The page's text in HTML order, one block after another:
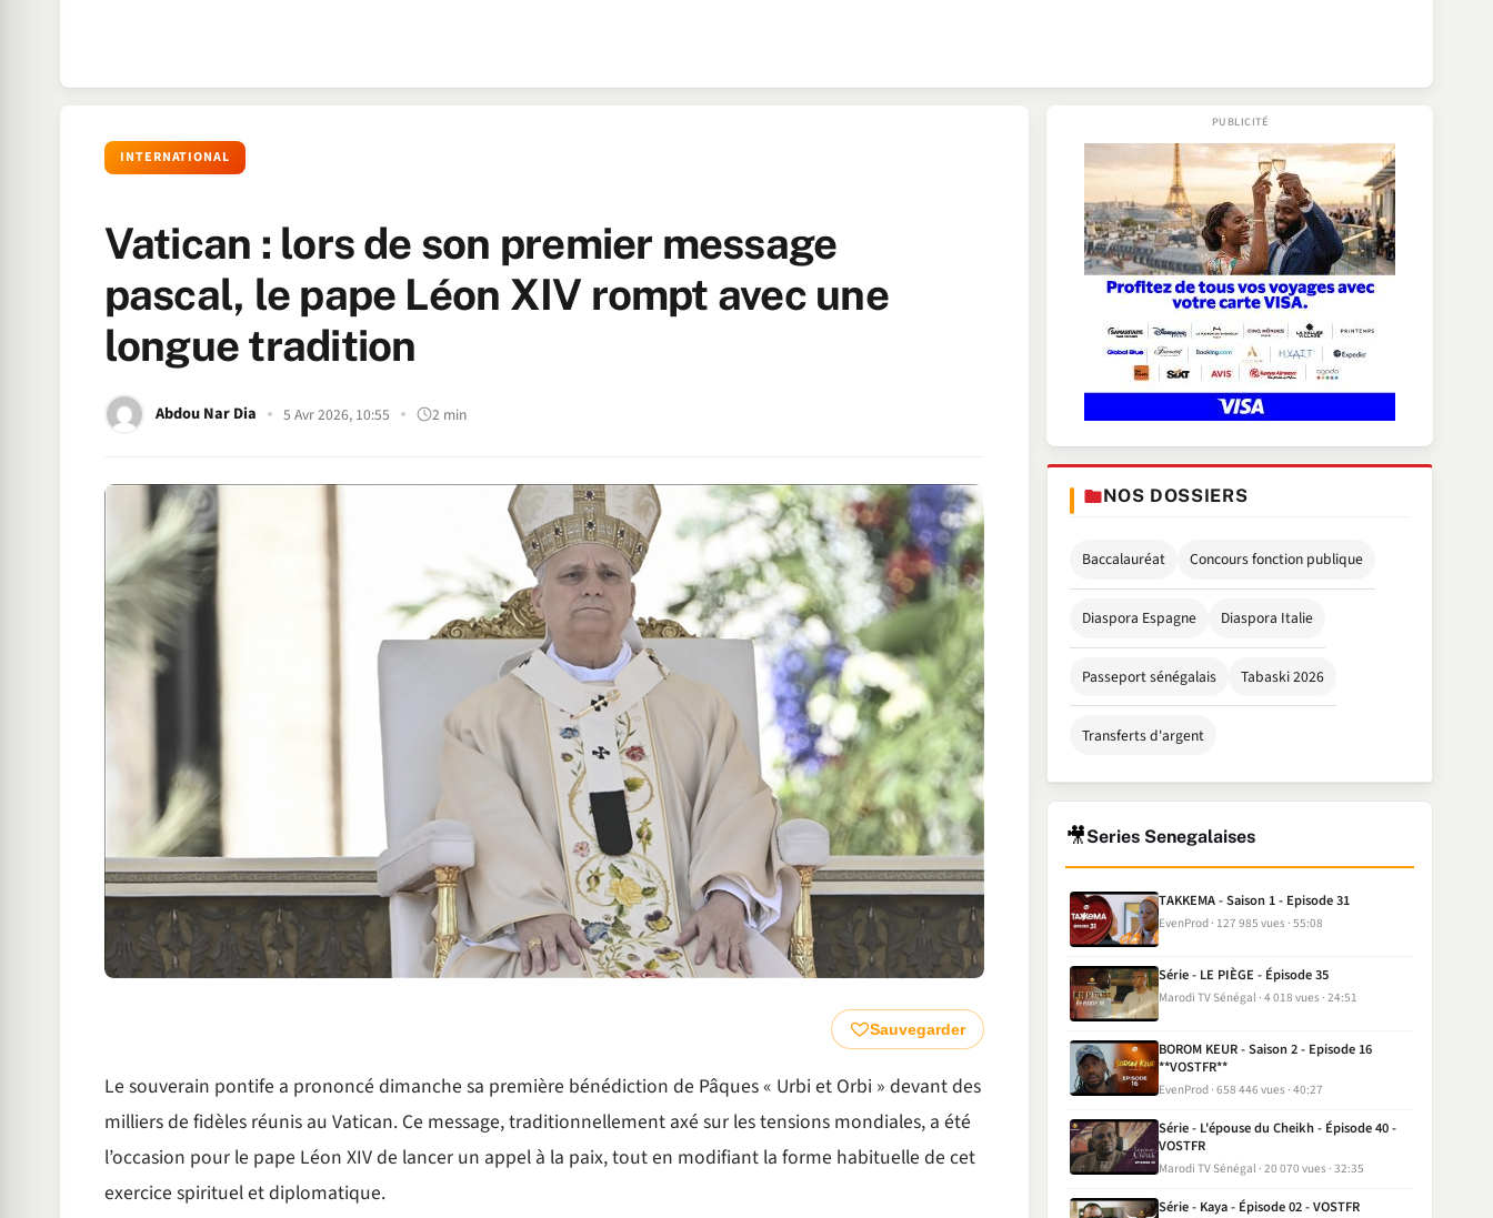
INTERNATIONAL
Vatican : lors de son premier message
pascal, le pape Léon XIV rompt avec une
longue tradition
Abdou Nar Dia 5 Avr 2026, 10:55 2 min
Sauvegarder
Le souverain pontife a prononcé dimanche sa première bénédiction de Pâques « Urbi et Orbi » devant des
milliers de fidèles réunis au Vatican. Ce message, traditionnellement axé sur les tensions mondiales, a été
l’occasion pour le pape Léon XIV de lancer un appel à la paix, tout en modifiant la forme habituelle de cet
exercice spirituel et diplomatique.
NOS DOSSIERS
Baccalauréat Concours fonction publique
Diaspora Espagne Diaspora Italie
Passeport sénégalais Tabaski 2026
Transferts d'argent
🎥Series Senegalaises
TAKKEMA - Saison 1 - Episode 31
EvenProd 127 985 vues 55:08
Série - LE PIÈGE - Épisode 35
Marodi TV Sénégal 4 018 vues 24:51
BOROM KEUR - Saison 2 - Episode 16
**VOSTFR**
EvenProd 658 446 vues 40:27
Série - L'épouse du Cheikh - Épisode 40 -
VOSTFR
Marodi TV Sénégal 20 070 vues 32:35
Série - Kaya - Épisode 02 - VOSTFR